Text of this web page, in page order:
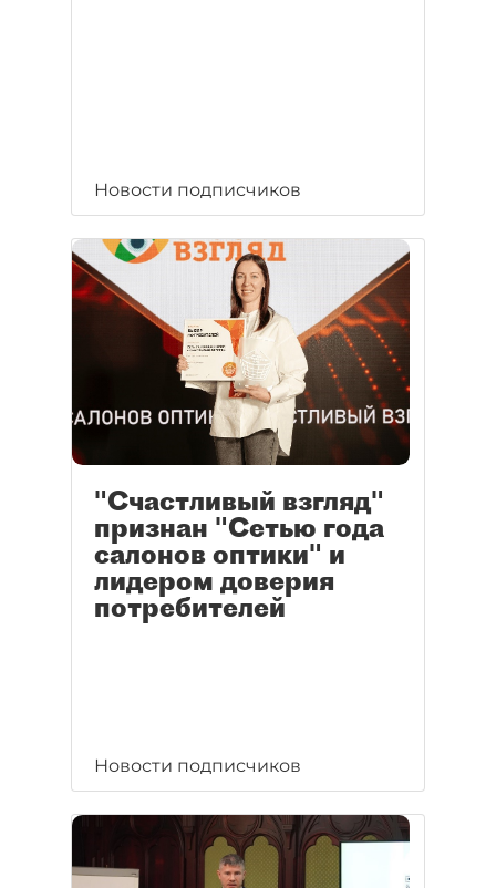
Новости подписчиков
"Счастливый взгляд"
признан "Сетью года
салонов оптики" и
лидером доверия
потребителей
Новости подписчиков